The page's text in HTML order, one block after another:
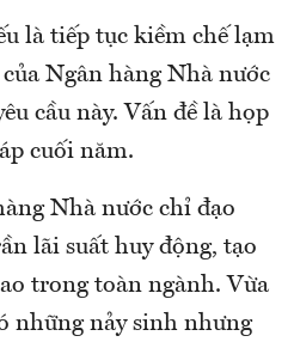
là tiếp tục kiềm chế lạm
Ngân hàng Nhà nước
cầu này. Vấn đề là họp
cuối năm.
Nhà nước chỉ đạo
lãi suất huy động, tạo
trong toàn ngành. Vừa
những nảy sinh nhưng